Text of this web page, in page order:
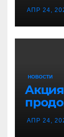
АПР 24,
НОВОСТИ
Акция
АПР 24,